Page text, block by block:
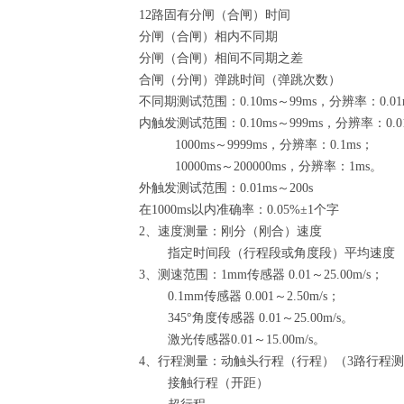
12路固有分闸（合闸）时间
分闸（合闸）相内不同期
分闸（合闸）相间不同期之差
合闸（分闸）弹跳时间（弹跳次数）
不同期测试范围：0.10ms～99ms，分辨率：
内触发测试范围：0.10ms～999ms，分辨率：
1000ms～9999ms，分辨率：0.1ms
10000ms～200000ms，分辨率：1ms。
外触发测试范围：0.01ms～200s
在1000ms以内准确率：0.05%±1个字
2、速度测量：刚分（刚合）速度
指定时间段（行程段或角度段）平均速度
3、测速范围：1mm传感器 0.01～25.00m/s；
0.1mm传感器 0.001～2.50m/s；
345°角度传感器 0.01～25.00m/s。
激光传感器0.01～15.00m/s。
4、行程测量：动触头行程（行程）（3路行程测
接触行程（开距）